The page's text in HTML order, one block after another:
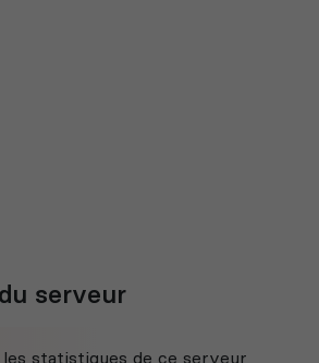
serveur
statistiques de ce serveur